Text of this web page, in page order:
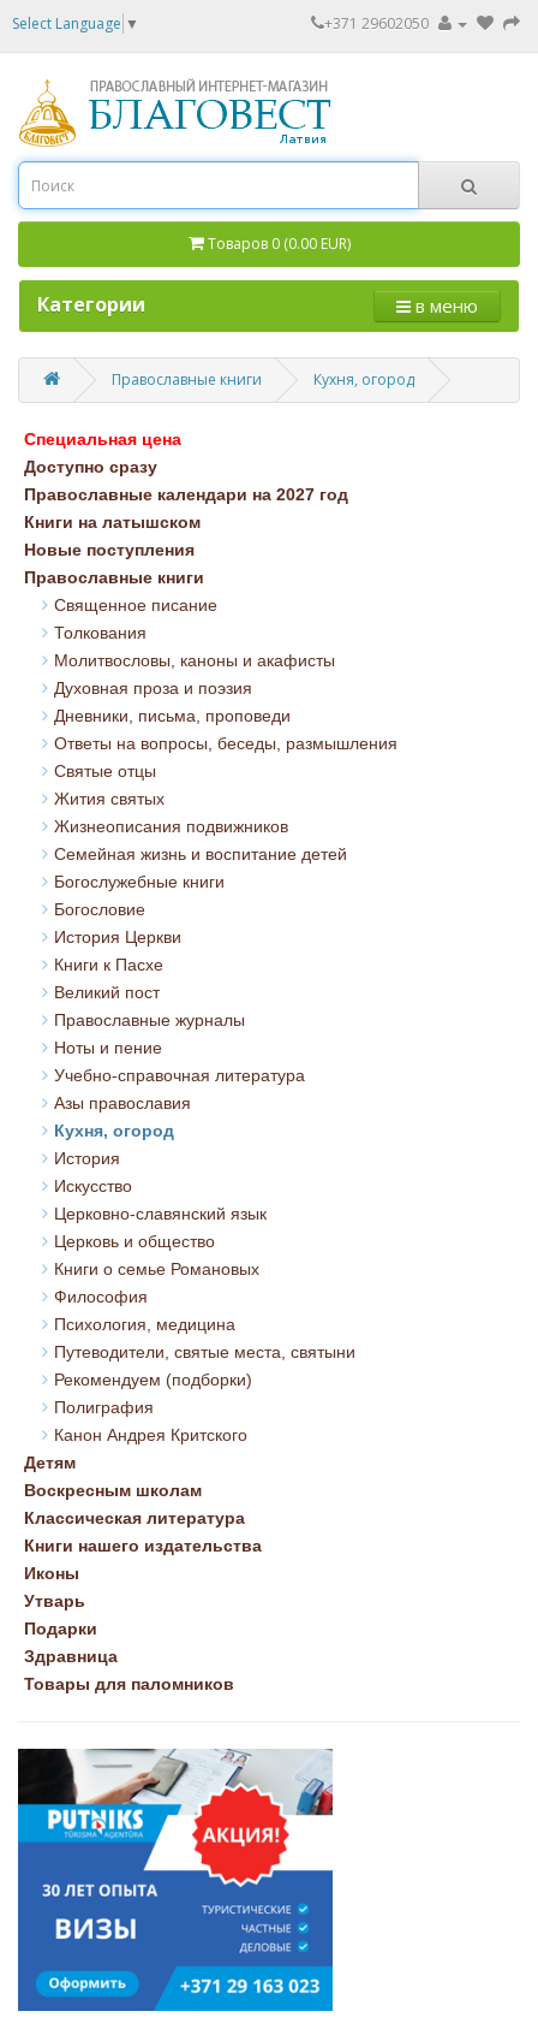
Select Language ▼ +371 29602050
Товаров 0 (0.00 EUR)
Категории в меню
Православные книги Кухня, огород
Специальная цена
Доступно сразу
Православные календари на 2027 год
Книги на латышском
Новые поступления
Православные книги
Священное писание
Толкования
Молитвословы, каноны и акафисты
Духовная проза и поэзия
Дневники, письма, проповеди
Ответы на вопросы, беседы, размышления
Святые отцы
Жития святых
Жизнеописания подвижников
Семейная жизнь и воспитание детей
Богослужебные книги
Богословие
История Церкви
Книги к Пасхе
Великий пост
Православные журналы
Ноты и пение
Учебно-справочная литература
Азы православия
Кухня, огород
История
Искусство
Церковно-славянский язык
Церковь и общество
Книги о семье Романовых
Философия
Психология, медицина
Путеводители, святые места, святыни
Рекомендуем (подборки)
Полиграфия
Канон Андрея Критского
Детям
Воскресным школам
Классическая литература
Книги нашего издательства
Иконы
Утварь
Подарки
Здравница
Товары для паломников